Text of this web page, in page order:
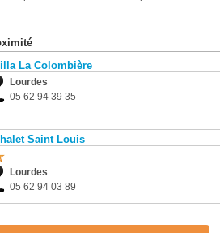
La Colombière
Lourdes
05 62 94 39 35
Saint Louis
Lourdes
05 62 94 03 89